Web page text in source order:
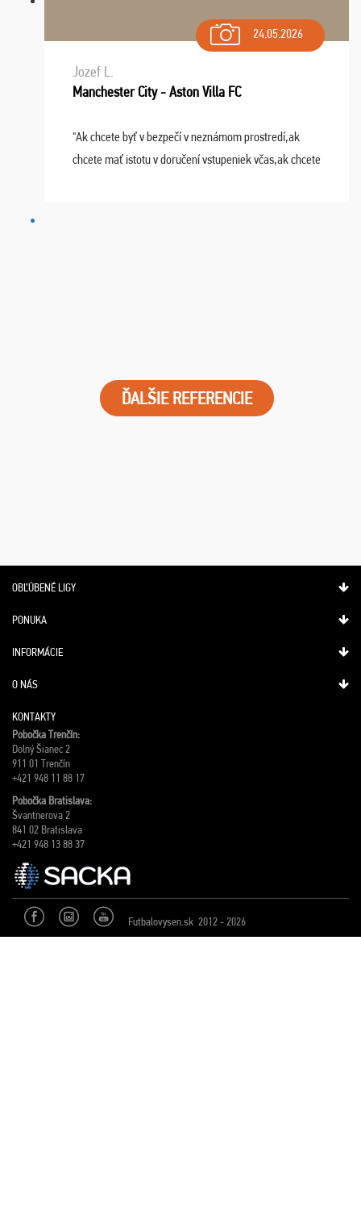
24.05.2026
Jozef L.
Manchester City - Aston Villa FC
"Ak chcete byť v bezpečí v neznámom prostredí,ak
chcete mať istotu v doručení vstupeniek včas,ak chcete
ĎALŠIE REFERENCIE
OBĽÚBENÉ LIGY
PONUKA
INFORMÁCIE
O NÁS
KONTAKTY
Pobočka Trenčín:
Dolný Šianec 2
911 01 Trenčín
+421 948 11 88 17
Pobočka Bratislava:
Švantnerova 2
841 02 Bratislava
+421 948 13 88 37
Futbalovysen.sk 2012 - 2026